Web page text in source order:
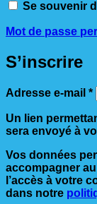
Se souvenir
Mot de passe
S’inscrire
Adresse e-mail *
Un lien
sera envoyé à
Vos données
accompagner
l’accès à votre
dans notre